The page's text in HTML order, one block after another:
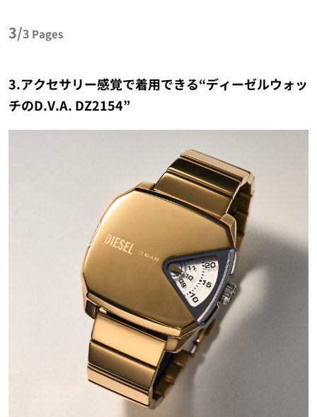
3/3 Pages
3.アクセサリー感覚で着用できる“ディーゼルウォッ
チのD.V.A. DZ2154”